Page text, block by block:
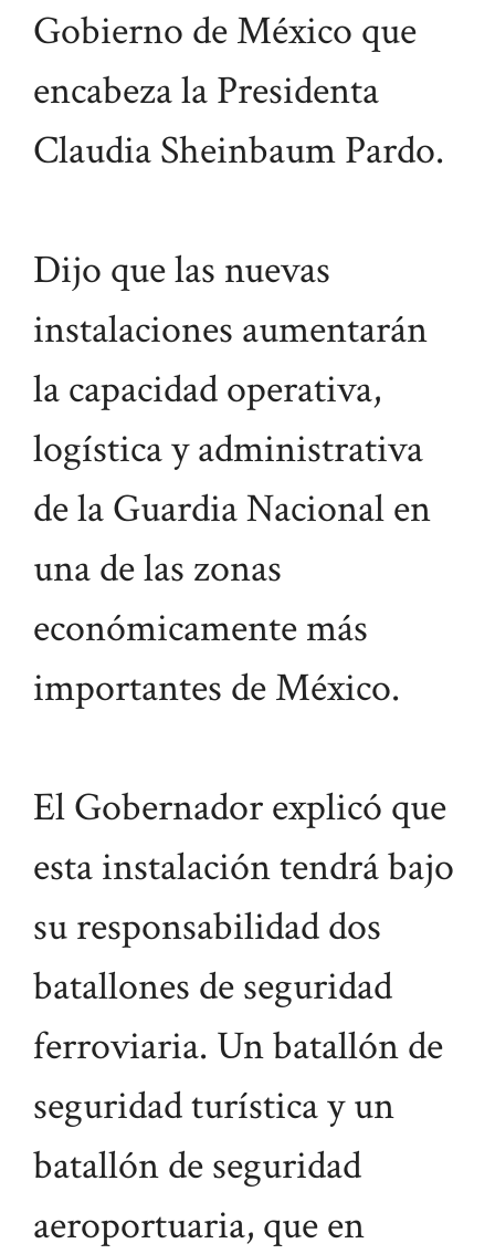
Gobierno de México que
encabeza la Presidenta
Claudia Sheinbaum Pardo.
Dijo que las nuevas
instalaciones aumentarán
la capacidad operativa,
logística y administrativa
de la Guardia Nacional en
una de las zonas
económicamente más
importantes de México.
El Gobernador explicó que
esta instalación tendrá bajo
su responsabilidad dos
batallones de seguridad
ferroviaria. Un batallón de
seguridad turística y un
batallón de seguridad
aeroportuaria, que en